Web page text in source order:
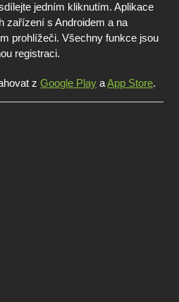
jedním kliknutím. Aplikace
zařízení s Androidem a na
prohlížeči. Všechny funkce jsou
registraci.
zGoogle Play aApp Store.